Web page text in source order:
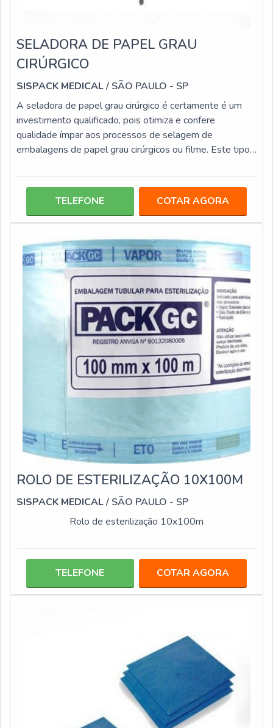
SELADORA DE PAPEL GRAU
CIRÚRGICO
SISPACK MEDICAL/ SÃO PAULO - SP
A seladora de papel grau cirúrgico é certamente é um
investimento qualificado, pois otimiza e confere
qualidade ímpar aos processos de selagem de
embalagens de papel grau cirúrgicos ou filme. Este tipo
que fazem da utilização prática, fácil e segura, questões
é um investimento assertivos para ambientes, tais como:
Laboratórios; Clínicas médicas; Consultório
odontológicos; Centros veterinários
TELEFONE COTAR AGORA
ROLO DE ESTERILIZAÇÃO 10X100M
SISPACK MEDICAL/ SÃO PAULO - SP
Rolo de esterilização 10x100m
TELEFONE COTAR AGORA